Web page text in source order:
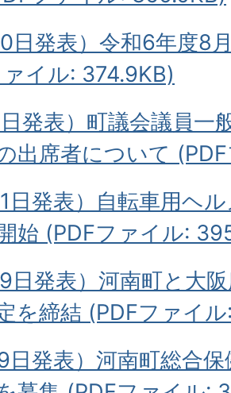
日発表）令和6年度8
イル: 374.9KB)
日発表）町議会議員一
出席者について
日発表）自転車用ヘ
始 (PDFファイル:
日発表）河南町と大
を締結 (PDFファイ
日発表）河南町総合